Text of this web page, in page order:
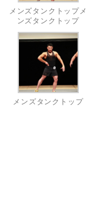
メンズタンクトップメ
ンズタンクトップ
メンズタンクトップ